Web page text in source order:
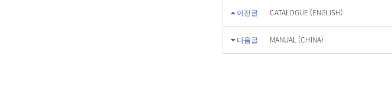
이전글 CATALOGUE (ENGLISH)
다음글 MANUAL (CHINA)